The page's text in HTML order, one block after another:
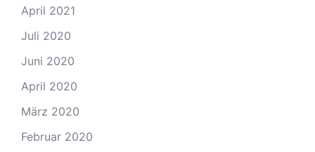
April 2021
Juli 2020
Juni 2020
April 2020
März 2020
Februar 2020